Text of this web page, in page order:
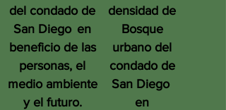
del condado de
San Diego en
beneficio de las
personas, el
medio ambiente
y el futuro.
densidad de
Bosque
urbano del
condado de
San Diego
en